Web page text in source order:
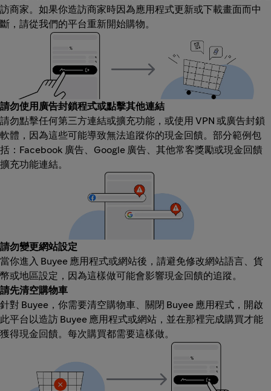
訪商家。如果你造訪商家時因為應用程式更新或下載畫面而中
斷，請從我們的平台重新開始購物。
請勿使用廣告封鎖程式或點擊其他連結
請勿點擊任何第三方連結或擴充功能，或使用 VPN 或廣告封鎖
軟體，因為這些可能導致無法追蹤你的現金回饋。部分範例包
括：Facebook 廣告、Google 廣告、其他常客獎勵或現金回饋
擴充功能連結。
請勿變更網站設定
當你進入 Buyee 應用程式或網站後，請避免修改網站語言、貨
幣或地區設定，因為這樣做可能會影響現金回饋的追蹤。
請先清空購物車
針對 Buyee，你需要清空購物車、關閉 Buyee 應用程式，開啟
此平台以造訪 Buyee 應用程式或網站，並在那裡完成購買才能
獲得現金回饋。每次購買都需要這樣做。